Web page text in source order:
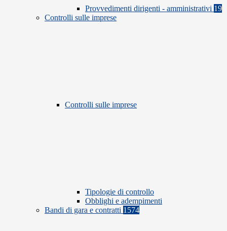
Provvedimenti dirigenti - amministrativi 19
Controlli sulle imprese
Controlli sulle imprese
Tipologie di controllo
Obblighi e adempimenti
Bandi di gara e contratti 1574